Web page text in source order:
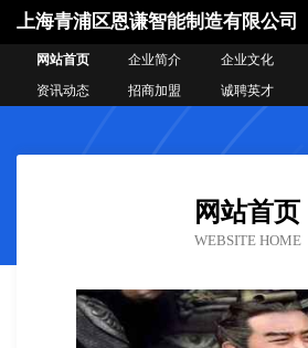
上海青浦区恩谦智能制造有限公司
网站首页 企业简介 企业文化
资讯动态
招商加盟 诚聘英才
网站首页
WEBSITE HOME